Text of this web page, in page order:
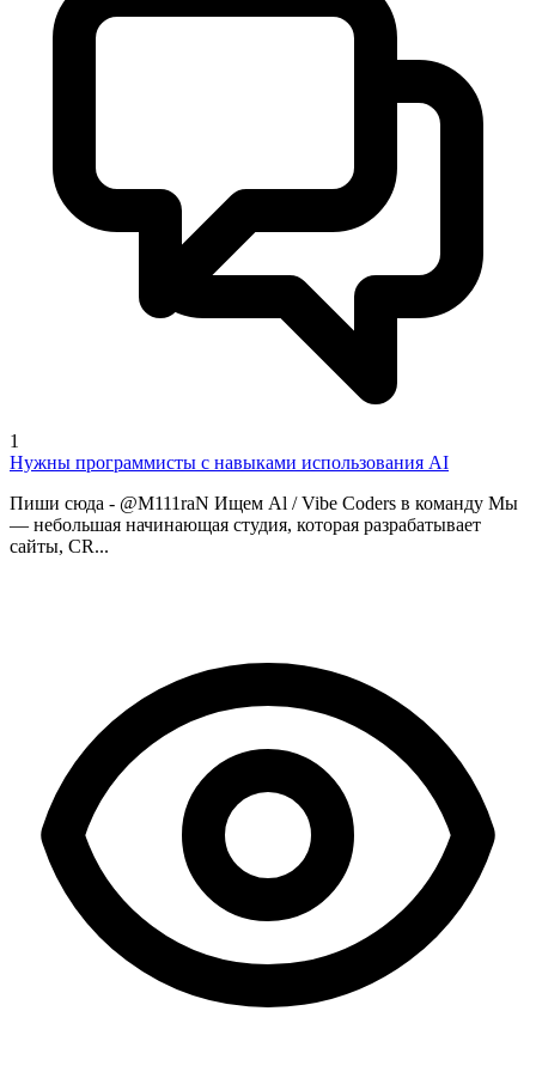
1
Нужны программисты с навыками использования AI
Пиши сюда - @M111raN Ищем Al / Vibe Coders в команду Мы
— небольшая начинающая студия, которая разрабатывает
сайты, CR...